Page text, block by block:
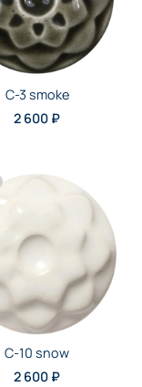
C-3 smoke
2 600 ₽
C-10 snow
2 600 ₽